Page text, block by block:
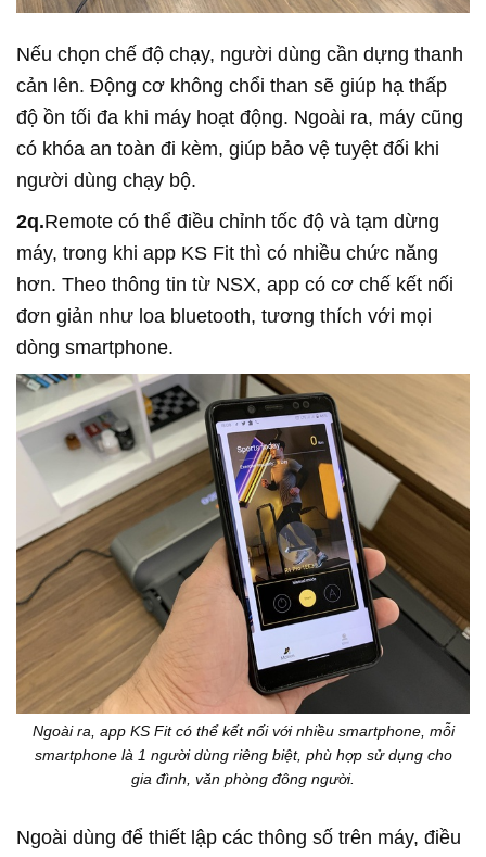
Nếu chọn chế độ chạy, người dùng cần dựng thanh
cản lên. Động cơ không chổi than sẽ giúp hạ thấp
độ ồn tối đa khi máy hoạt động. Ngoài ra, máy cũng
có khóa an toàn đi kèm, giúp bảo vệ tuyệt đối khi
người dùng chạy bộ.
2q.Remote có thể điều chỉnh tốc độ và tạm dừng
máy, trong khi app KS Fit thì có nhiều chức năng
hơn. Theo thông tin từ NSX, app có cơ chế kết nối
đơn giản như loa bluetooth, tương thích với mọi
dòng smartphone.
Ngoài ra, app KS Fit có thể kết nối với nhiều smartphone, mỗi
smartphone là 1 người dùng riêng biệt, phù hợp sử dụng cho
gia đình, văn phòng đông người.
Ngoài dùng để thiết lập các thông số trên máy, điều